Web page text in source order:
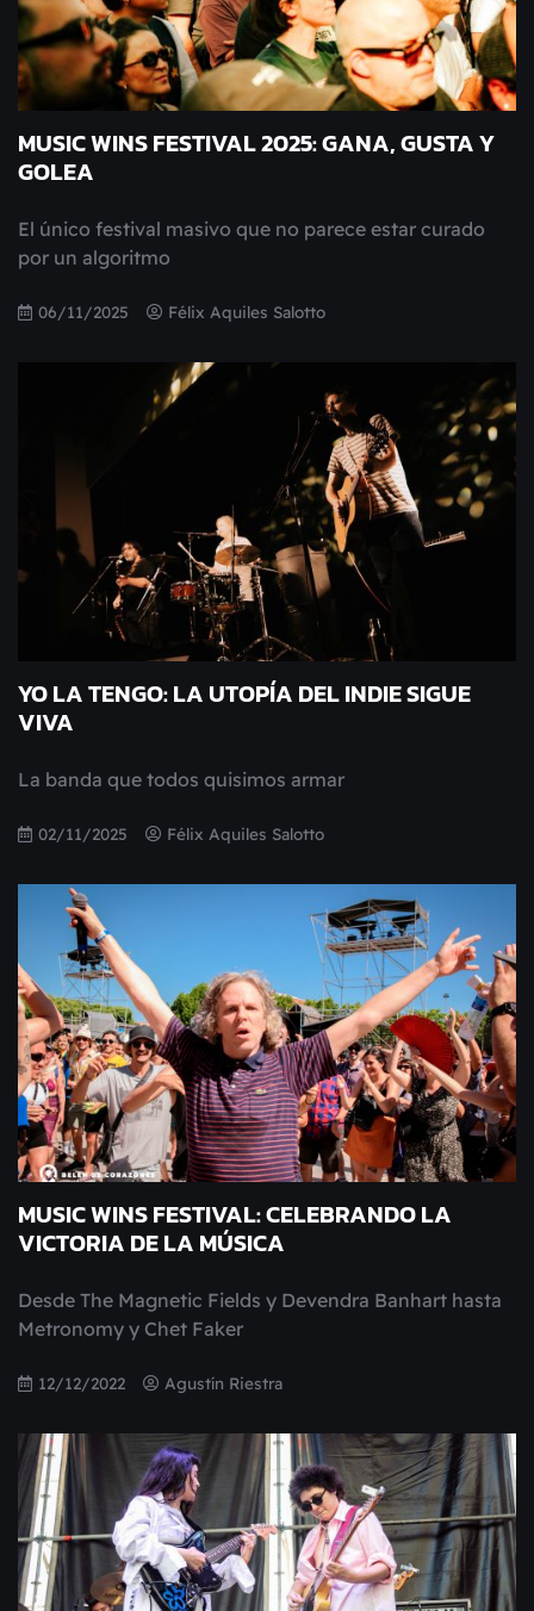
MUSIC WINS FESTIVAL 2025: GANA, GUSTA Y
GOLEA
El único festival masivo que no parece estar curado
por un algoritmo
06/11/2025 Félix Aquiles Salotto
YO LA TENGO: LA UTOPÍA DEL INDIE SIGUE
VIVA
La banda que todos quisimos armar
02/11/2025 Félix Aquiles Salotto
MUSIC WINS FESTIVAL: CELEBRANDO LA
VICTORIA DE LA MÚSICA
Desde The Magnetic Fields y Devendra Banhart hasta
Metronomy y Chet Faker
12/12/2022 Agustín Riestra